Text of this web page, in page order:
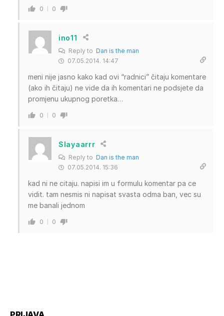
0 0
ino11
Reply to Dan is the man
07.05.2014. 14:47
meni nije jasno kako kad ovi “radnici” čitaju komentare
(ako ih čitaju) ne vide da ih komentari ne podsjete da
promjenu ukupnog poretka…
0 0
Slayaarrr
Reply to Dan is the man
07.05.2014. 15:36
kad ni ne citaju. napisi im u formulu komentar pa ce
vidit. tam nesmis ni napisat svasta odma ban, vec su
me banali jednom
0 0